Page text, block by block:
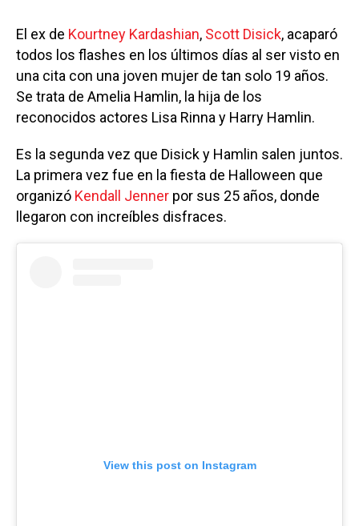
El ex de Kourtney Kardashian, Scott Disick, acaparó
todos los flashes en los últimos días al ser visto en
una cita con una joven mujer de tan solo 19 años.
Se trata de Amelia Hamlin, la hija de los
reconocidos actores Lisa Rinna y Harry Hamlin.
Es la segunda vez que Disick y Hamlin salen juntos.
La primera vez fue en la fiesta de Halloween que
organizó Kendall Jenner por sus 25 años, donde
llegaron con increíbles disfraces.
View this post on Instagram